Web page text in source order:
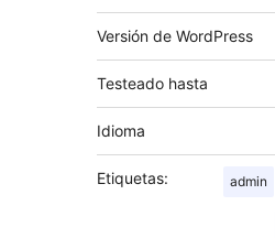
Versión de WordPress
Testeado hasta
Idioma
Etiquetas: admin